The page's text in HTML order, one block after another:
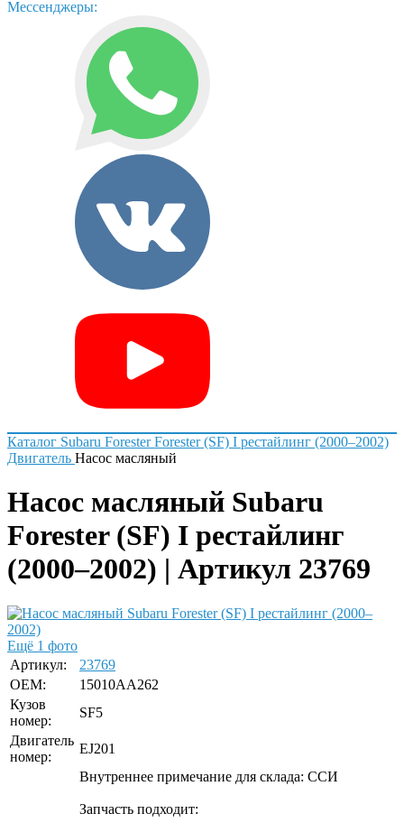
Мессенджеры:
Каталог Subaru Forester Forester (SF) I рестайлинг (2000–2002)
Двигатель Насос масляный
Насос масляный Subaru
Forester (SF) I рестайлинг
(2000–2002) | Артикул 23769
Ещё 1 фото
Артикул:
23769
OEM:
15010AA262
Кузов
номер:
SF5
Двигатель
номер:
EJ201
Внутреннее примечание для склада: ССИ
Запчасть подходит: